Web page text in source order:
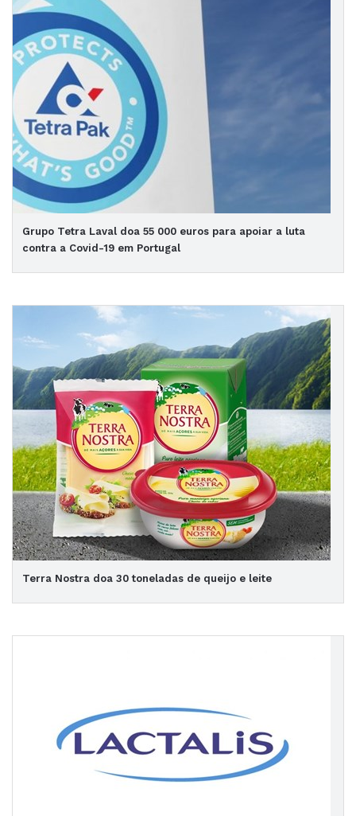
Grupo Tetra Laval doa 55 000 euros para apoiar a luta
contra a Covid-19 em Portugal
Terra Nostra doa 30 toneladas de queijo e leite